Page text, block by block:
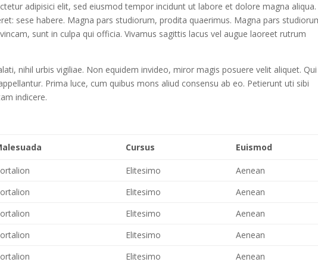
adipisici elit, sed eiusmod tempor incidunt ut labore et dolore magna aliqua.
sese habere. Magna pars studiorum, prodita quaerimus. Magna pars
sunt in culpa qui officia. Vivamus sagittis lacus vel augue laoreet rutrum
nihil urbis vigiliae. Non equidem invideo, miror magis posuere velit aliquet. Qui
Prima luce, cum quibus mons aliud consensu ab eo. Petierunt uti sibi
indicere.
Cursus Euismod
Elitesimo
Aenean
Elitesimo
Aenean
Elitesimo
Aenean
Elitesimo
Aenean
Elitesimo Aenean